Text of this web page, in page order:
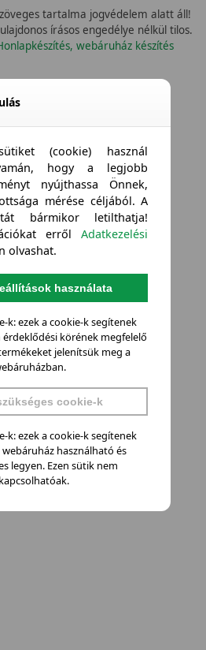
tartalma jogvédelem alatt áll!
írásos engedélye nélkül tilos.
webáruház készítés
(cookie) használ
hogy a legjobb
nyújthassa Önnek,
mérése céljából. A
bármikor letilthatja!
errőlAdatkezelési
olvashat.
használata
k: ezek a cookie-k segítenek
körének megfelelő
jelenítsük meg a
cookie-k
k: ezek a cookie-k segítenek
használható és
legyen. Ezen sütik nem